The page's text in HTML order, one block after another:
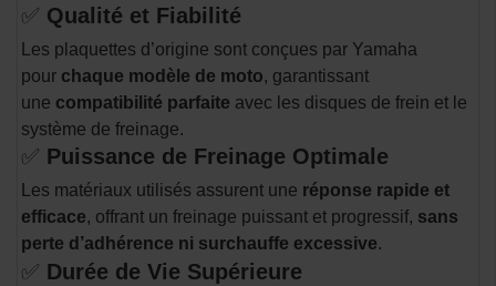
✅ Qualité et Fiabilité
Les plaquettes d’origine sont conçues par Yamaha
pour chaque modèle de moto, garantissant
une compatibilité parfaite avec les disques de frein et le
système de freinage.
✅ Puissance de Freinage Optimale
Les matériaux utilisés assurent une réponse rapide et
efficace, offrant un freinage puissant et progressif, sans
perte d’adhérence ni surchauffe excessive.
✅ Durée de Vie Supérieure